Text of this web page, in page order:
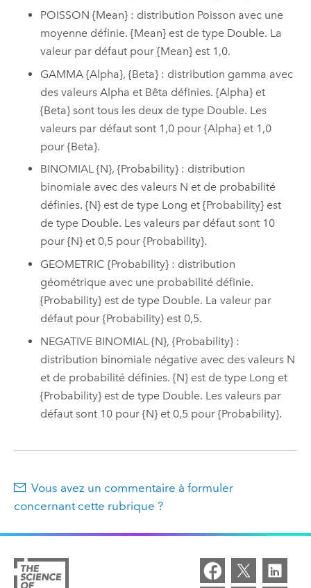
POISSON {Mean} : distribution Poisson avec une
moyenne définie. {Mean} est de type Double. La
valeur par défaut pour {Mean} est 1,0.
GAMMA {Alpha}, {Beta} : distribution gamma avec
des valeurs Alpha et Bêta définies. {Alpha} et
{Beta} sont tous les deux de type Double. Les
valeurs par défaut sont 1,0 pour {Alpha} et 1,0
pour {Beta}.
BINOMIAL {N}, {Probability} : distribution
binomiale avec des valeurs N et de probabilité
définies. {N} est de type Long et {Probability} est
de type Double. Les valeurs par défaut sont 10
pour {N} et 0,5 pour {Probability}.
GEOMETRIC {Probability} : distribution
géométrique avec une probabilité définie.
{Probability} est de type Double. La valeur par
défaut pour {Probability} est 0,5.
NEGATIVE BINOMIAL {N}, {Probability} :
distribution binomiale négative avec des valeurs N
et de probabilité définies. {N} est de type Long et
{Probability} est de type Double. Les valeurs par
défaut sont 10 pour {N} et 0,5 pour {Probability}.
Vous avez un commentaire à formuler
concernant cette rubrique ?